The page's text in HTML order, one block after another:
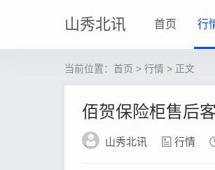
山秀北讯 首页 行
当前位置： 首页 > 行情 > 正文
佰贺保险柜售后
山秀北讯 行情